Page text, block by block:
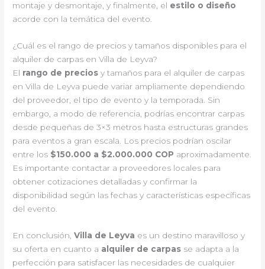
montaje y desmontaje, y finalmente, el estilo o diseño
acorde con la temática del evento.
¿Cuál es el rango de precios y tamaños disponibles para el
alquiler de carpas en Villa de Leyva?
El rango de precios y tamaños para el alquiler de carpas
en Villa de Leyva puede variar ampliamente dependiendo
del proveedor, el tipo de evento y la temporada. Sin
embargo, a modo de referencia, podrías encontrar carpas
desde pequeñas de 3×3 metros hasta estructuras grandes
para eventos a gran escala. Los precios podrían oscilar
entre los $150.000 a $2.000.000 COP aproximadamente.
Es importante contactar a proveedores locales para
obtener cotizaciones detalladas y confirmar la
disponibilidad según las fechas y características específicas
del evento.
En conclusión,Villa de Leyva es un destino maravilloso y
su oferta en cuanto a alquiler de carpas se adapta a la
perfección para satisfacer las necesidades de cualquier